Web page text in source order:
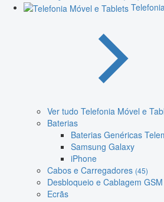
Ver tudo Telefonia Móvel e
Baterias
Baterias Genéricas
Samsung Galaxy
iPhone
Cabos e Carregadores (45)
Desbloqueio e Cablagem GSM
Ecrãs